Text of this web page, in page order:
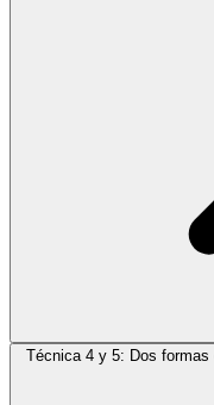
Técnica 4 y 5: Dos formas